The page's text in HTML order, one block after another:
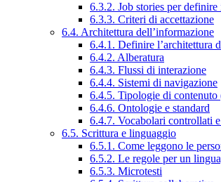
6.3.2. Job stories per definire
6.3.3. Criteri di accettazione
6.4. Architettura dell’informazione
6.4.1. Definire l’architettura
6.4.2. Alberatura
6.4.3. Flussi di interazione
6.4.4. Sistemi di navigazione
6.4.5. Tipologie di contenuto
6.4.6. Ontologie e standard
6.4.7. Vocabolari controllati
6.5. Scrittura e linguaggio
6.5.1. Come leggono le
6.5.2. Le regole per un
6.5.3. Microtesti